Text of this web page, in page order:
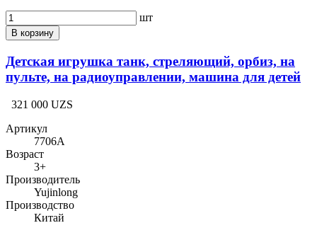
шт
В корзину
Детская игрушка танк, стреляющий, орбиз, на
пульте, на радиоуправлении, машина для детей
321 000 UZS
Артикул
7706A
Возраст
3+
Производитель
Yujinlong
Производство
Китай